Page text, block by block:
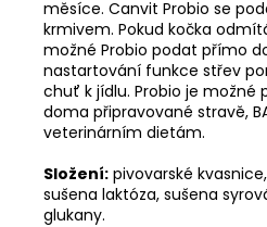
měsíce. Canvit Probio se
krmivem. Pokud kočka
možné Probio podat přímo
nastartování funkce střev
chuť k jídlu. Probio je možné
doma připravované stravě,
veterinárním dietám.
Složení: pivovarské
sušena laktóza, sušena
glukany.